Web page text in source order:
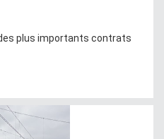
plus importants contrats